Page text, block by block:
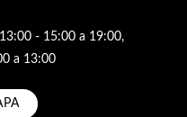
- 15:00 a 19:00,
a 13:00